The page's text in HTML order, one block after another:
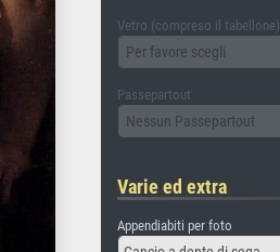
Vetro (compreso il tabellone)
Per favore scegli
Passepartout
Nessun Passepartout
Varie ed extra
Appendiabiti per foto